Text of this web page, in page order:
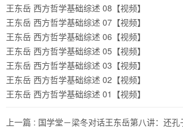
王东岳 西方哲学基础综述 08【视频】
王东岳 西方哲学基础综述 07【视频】
王东岳 西方哲学基础综述 06【视频】
王东岳 西方哲学基础综述 05【视频】
王东岳 西方哲学基础综述 03【视频】
王东岳 西方哲学基础综述 02【视频】
王东岳 西方哲学基础综述 01【视频】
上一篇 : 国学堂－梁冬对话王东岳第八讲：还孔